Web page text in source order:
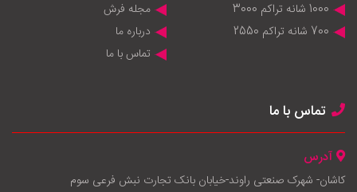
1000 شانه تراکم 3000
700 شانه تراکم 2550
مجله فرش
درباره ما
تماس با ما
تماس با ما
آدرس
کاشان- شهرک صنعتی راوند-خیابان بانک تجارت نبش فرعی سوم